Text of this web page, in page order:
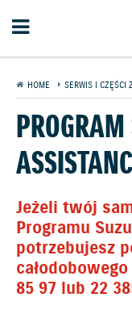
HOME SERWIS I CZĘŚCI
Jeżeli twój
Programu
potrzebujesz
85 97 lub 22